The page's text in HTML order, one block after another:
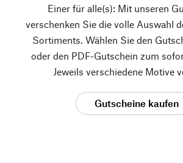
Einer für alle(s): Mit unseren
verschenken Sie die volle Auswahl
Sortiments. Wählen Sie den
oder den PDF-Gutschein zum
Jeweils verschiedene Motive
Gutscheine kaufen